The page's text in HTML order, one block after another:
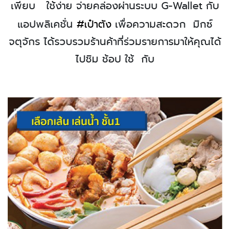
เพียบ
ใช้ง่าย จ่ายคล่องผ่านระบบ G-Wallet กับ
แอปพลิเคชั่น #เป๋าตัง เพื่อความสะดวก มิกซ์
จตุจักร ได้รวบรวมร้านค้าที่ร่วมรายการมาให้คุณได้
ไปชิม ช้อป ใช้ กับ